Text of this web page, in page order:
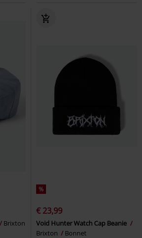
Brixton
%
€ 23,99
Void Hunter Watch Cap Beanie
Brixton
Bonnet